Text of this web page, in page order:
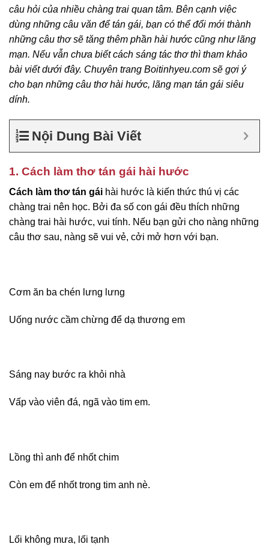
câu hỏi của nhiều chàng trai quan tâm. Bên cạnh việc
dùng những câu văn để tán gái, bạn có thể đổi mới thành
những câu thơ sẽ tăng thêm phần hài hước cũng như lãng
mạn. Nếu vẫn chưa biết cách sáng tác thơ thì tham khảo
bài viết dưới đây. Chuyên trang Boitinhyeu.com sẽ gợi ý
cho bạn những câu thơ hài hước, lãng mạn tán gái siêu
dính.
Nội Dung Bài Viết
1. Cách làm thơ tán gái hài hước
Cách làm thơ tán gái hài hước là kiến thức thú vị các
chàng trai nên học. Bởi đa số con gái đều thích những
chàng trai hài hước, vui tính. Nếu bạn gửi cho nàng những
câu thơ sau, nàng sẽ vui vẻ, cởi mở hơn với bạn.
Cơm ăn ba chén lưng lưng
Uống nước cầm chừng để dạ thương em
Sáng nay bước ra khỏi nhà
Vấp vào viên đá, ngã vào tim em.
Lồng thì anh để nhốt chim
Còn em để nhốt trong tim anh nè.
Lối không mưa, lối tạnh